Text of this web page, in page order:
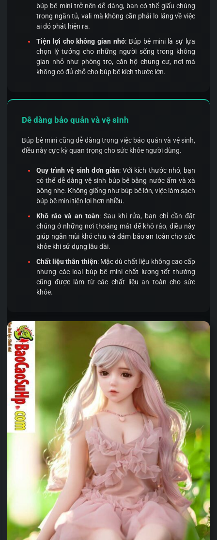
búp bê mini trở nên dễ dàng, bạn có thể giấu chúng
trong ngăn tủ, vali mà không cần phải lo lắng về việc
ai đó phát hiện ra.
Tiện lợi cho không gian nhỏ: Búp bê mini là sự lựa
chọn lý tưởng cho những người sống trong không
gian nhỏ như phòng trọ, căn hộ chung cư, nơi mà
không có đủ chỗ cho búp bê kích thước lớn.
Dễ dàng bảo quản và vệ sinh
Búp bê mini cũng dễ dàng trong việc bảo quản và vệ sinh,
điều này cực kỳ quan trọng cho sức khỏe người dùng.
Quy trình vệ sinh đơn giản: Với kích thước nhỏ, bạn
có thể dễ dàng vệ sinh búp bê bằng nước ấm và xà
bông nhẹ. Không giống như búp bê lớn, việc làm sạch
búp bê mini tiện lợi hơn nhiều.
Khô ráo và an toàn: Sau khi rửa, bạn chỉ cần đặt
chúng ở những nơi thoáng mát để khô ráo, điều này
giúp ngăn mùi khó chịu và đảm bảo an toàn cho sức
khỏe khi sử dụng lâu dài.
Chất liệu thân thiện: Mặc dù chất liệu không cao cấp
nhưng các loại búp bê mini chất lượng tốt thường
cũng được làm từ các chất liệu an toàn cho sức
khỏe.